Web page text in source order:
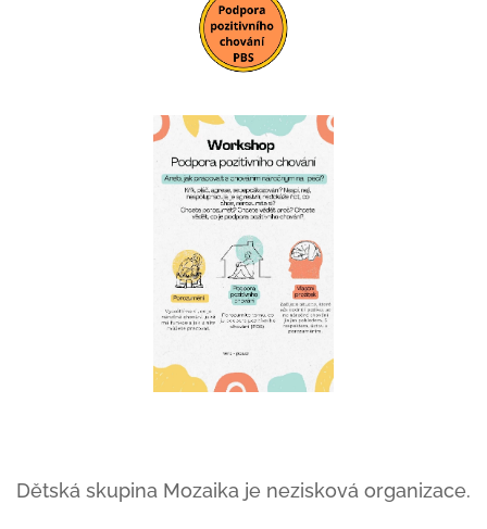
Dětská skupina Mozaika je nezisková organizace.